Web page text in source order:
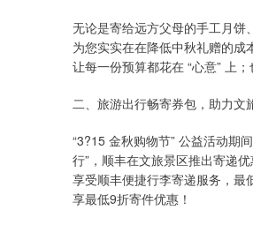
无论是寄给远方父母的手工月饼
为您实实在在降低中秋礼赠的
让每一份预算都花在 “心意” 上
二、旅游出行畅寄券包，助力文
“3?15 金秋购物节” 公益活动期
行”，顺丰在文旅景区推出寄递
享受顺丰便捷行李寄递服务，
享最低9折寄件优惠！